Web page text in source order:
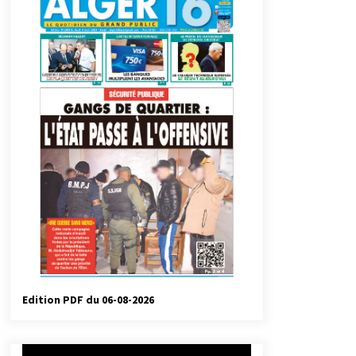
automatiques
2 jours ago
Droit de change : Le CPA lance une
carte VISA dédiée aux voyages à
l’étranger
1 semaine ago
Droit à l’affiliation au régime
national de retraite : Coup d’envoi
d’une campagne de sensibilisation
au profit de la communauté
nationale à l’étranger
2 semaines ago
Université Alger 3 : Lancement d’un
master à cursus intégré à la licence
en communication en langue
amazighe
3 semaines ago
Edition PDF du 06-08-2026